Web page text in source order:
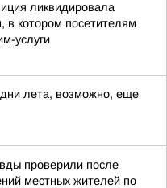
ликвидировала
в котором посетителям
услуги
лета, возможно, еще
проверили после
местных жителей по